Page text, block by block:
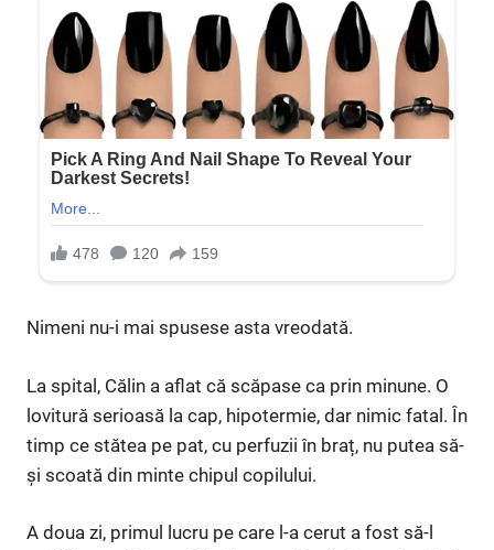
Nimeni nu-i mai spusese asta vreodată.
La spital, Călin a aflat că scăpase ca prin minune. O
lovitură serioasă la cap, hipotermie, dar nimic fatal. În
timp ce stătea pe pat, cu perfuzii în braț, nu putea să-
și scoată din minte chipul copilului.
A doua zi, primul lucru pe care l-a cerut a fost să-l